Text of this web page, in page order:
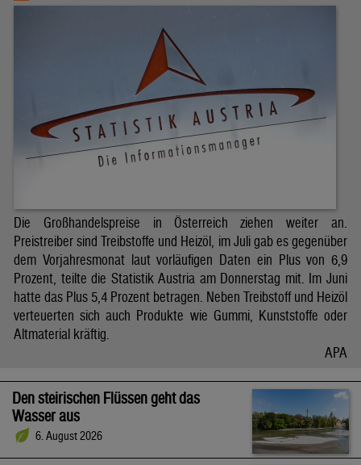
Die Großhandelspreise in Österreich ziehen weiter an.
Preistreiber sind Treibstoffe und Heizöl, im Juli gab es gegenüber
dem Vorjahresmonat laut vorläufigen Daten ein Plus von 6,9
Prozent, teilte die Statistik Austria am Donnerstag mit. Im Juni
hatte das Plus 5,4 Prozent betragen. Neben Treibstoff und Heizöl
verteuerten sich auch Produkte wie Gummi, Kunststoffe oder
Altmaterial kräftig.
APA
Den steirischen Flüssen geht das
Wasser aus
6. August 2026